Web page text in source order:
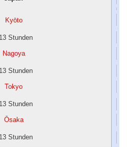
Kyōto
Stunden
Nagoya
Stunden
Tokyo
Stunden
Ōsaka
Stunden